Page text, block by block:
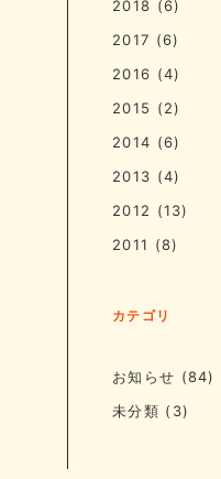
2018 (6)
2017 (6)
2016 (4)
2015 (2)
2014 (6)
2013 (4)
2012 (13)
2011 (8)
カテゴリ
お知らせ (84)
未分類 (3)